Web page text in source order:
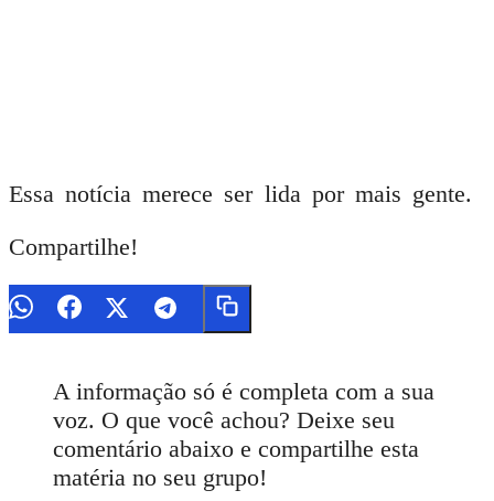
Essa notícia merece ser lida por mais gente.
Compartilhe!
A informação só é completa com a sua
voz. O que você achou? Deixe seu
comentário abaixo e compartilhe esta
matéria no seu grupo!